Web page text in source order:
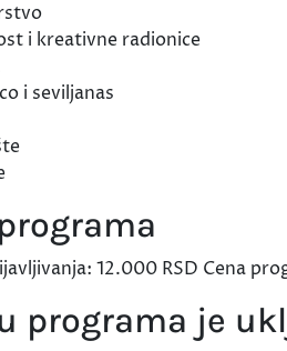
i kreativne radionice
i seviljanas
12.000 RSD Cena
programa je